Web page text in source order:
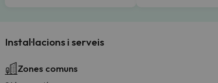
Instal·lacions i serveis
Zones comuns